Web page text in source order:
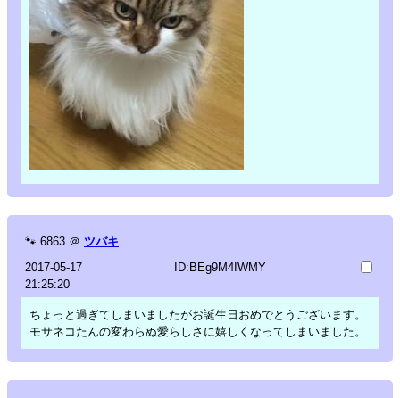
🐾 6863 ＠ ツバキ
2017-05-17
21:25:20
ID:BEg9M4IWMY
ちょっと過ぎてしまいましたがお誕生日おめでとうございます。
モサネコたんの変わらぬ愛らしさに嬉しくなってしまいました。